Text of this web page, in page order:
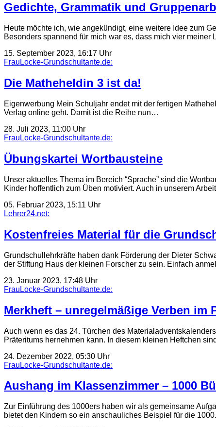
Gedichte, Grammatik und
Heute möchte ich, wie angekündigt, eine weitere Idee zum
Besonders spannend für mich war es, dass mich vier meiner
15. September 2023, 16:17 Uhr
FrauLocke-Grundschultante.de:
Die Matheheldin 3 ist da!
Eigenwerbung Mein Schuljahr endet mit der fertigen
Verlag online geht. Damit ist die Reihe nun…
28. Juli 2023, 11:00 Uhr
FrauLocke-Grundschultante.de:
Übungskartei Wortbausteine
Unser aktuelles Thema im Bereich “Sprache” sind die
Kinder hoffentlich zum Üben motiviert. Auch in unserem
05. Februar 2023, 15:11 Uhr
Lehrer24.net:
Kostenfreies Material für die
Grundschullehrkräfte haben dank Förderung der Dieter
der Stiftung Haus der kleinen Forscher zu sein. Einfach
23. Januar 2023, 17:48 Uhr
FrauLocke-Grundschultante.de:
Merkheft – unregelmäßige Verben im
Auch wenn es das 24. Türchen des
Präteritums hernehmen kann. In diesem kleinen Heftchen
24. Dezember 2022, 05:30 Uhr
FrauLocke-Grundschultante.de:
Aushang im Klassenzimmer – 1000
Zur Einführung des 1000ers haben wir als gemeinsame
bietet den Kindern so ein anschauliches Beispiel für die